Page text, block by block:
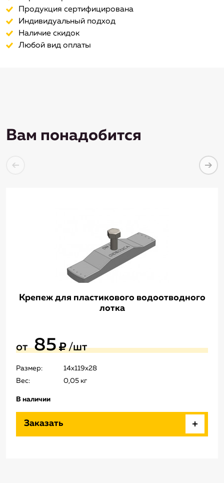
Продукция сертифицирована
Индивидуальный подход
Наличие скидок
Любой вид оплаты
Вам понадобится
Крепеж для пластикового водоотводного
лотка
от 85 /шт
Размер: 14x119x28
Вес:
0,05 кг
В наличии
Заказать